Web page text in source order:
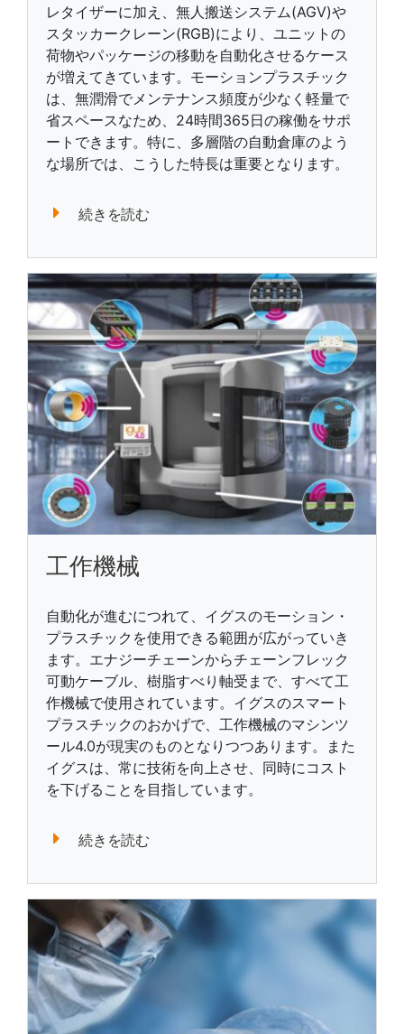
レタイザーに加え、無人搬送システム(AGV)や
スタッカークレーン(RGB)により、ユニットの
荷物やパッケージの移動を自動化させるケース
が増えてきています。モーションプラスチック
は、無潤滑でメンテナンス頻度が少なく軽量で
省スペースなため、24時間365日の稼働をサポ
ートできます。特に、多層階の自動倉庫のよう
な場所では、こうした特長は重要となります。
続きを読む
工作機械
自動化が進むにつれて、イグスのモーション・
プラスチックを使用できる範囲が広がっていき
ます。エナジーチェーンからチェーンフレック
可動ケーブル、樹脂すべり軸受まで、すべて工
作機械で使用されています。イグスのスマート
プラスチックのおかげで、工作機械のマシンツ
ール4.0が現実のものとなりつつあります。また
イグスは、常に技術を向上させ、同時にコスト
を下げることを目指しています。
続きを読む